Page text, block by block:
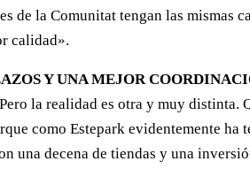
de la Comunitat tengan las mismas
calidad».
Y UNA MEJOR
la realidad es otra y muy
como Estepark evidentemente
una decena de tiendas y una